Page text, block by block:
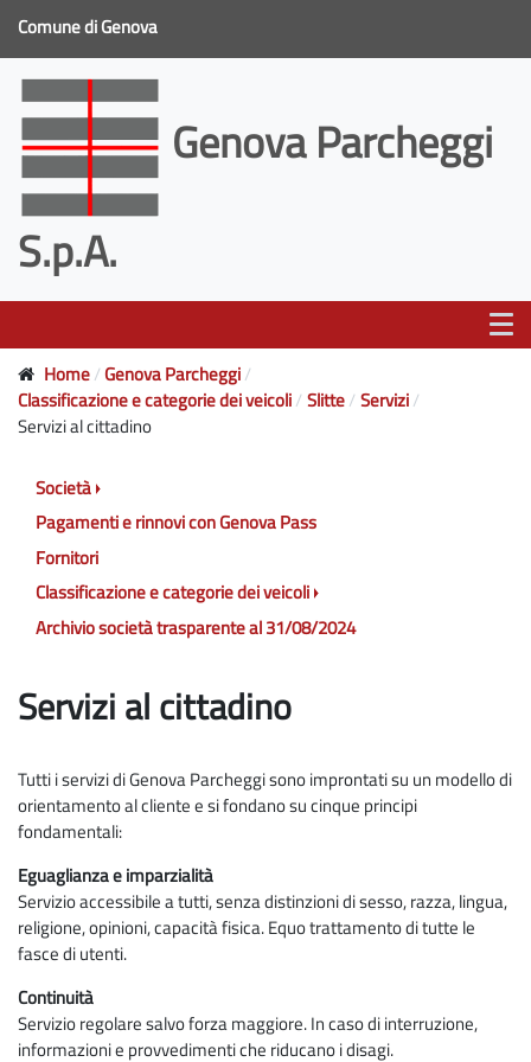
Comune di Genova
Genova Parcheggi
S.p.A.
Home Genova Parcheggi
Classificazione e categorie dei veicoli Slitte Servizi
Servizi al cittadino
Servizi al cittadino
Tutti i servizi di Genova Parcheggi sono improntati su un modello di
orientamento al cliente e si fondano su cinque principi
fondamentali:
Eguaglianza e imparzialità
Servizio accessibile a tutti, senza distinzioni di sesso, razza, lingua,
religione, opinioni, capacità fisica. Equo trattamento di tutte le
fasce di utenti.
Continuità
Servizio regolare salvo forza maggiore. In caso di interruzione,
informazioni e provvedimenti che riducano i disagi.
Società
Pagamenti e rinnovi con Genova Pass
Fornitori
Classificazione e categorie dei veicoli
Archivio società trasparente al 31/08/2024